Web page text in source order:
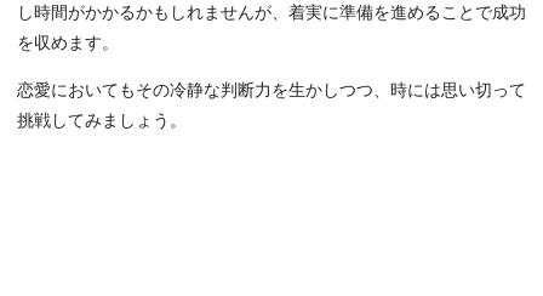
し時間がかかるかもしれませんが、着実に準備を進めることで成功
を収めます。
恋愛においてもその冷静な判断力を生かしつつ、時には思い切って
挑戦してみましょう。